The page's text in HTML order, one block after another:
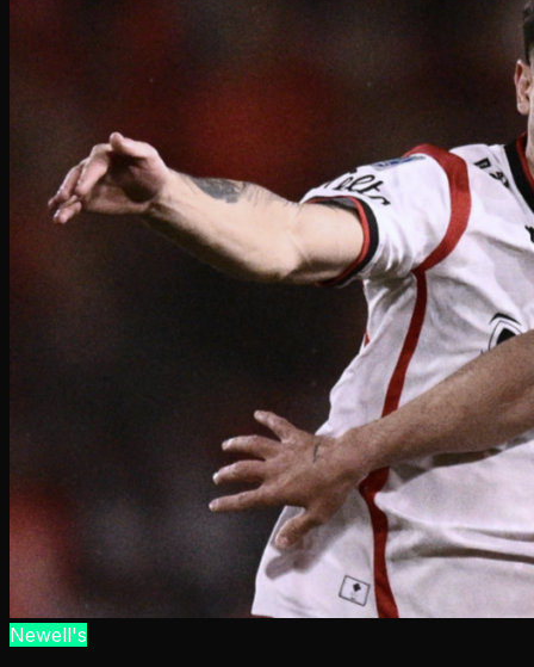
Newell's